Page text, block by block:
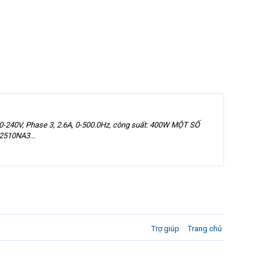
Phase 3, 2.6A, 0-500.0Hz, công suất: 400W MỘT SỐ
Trợ giúp Trang chủ